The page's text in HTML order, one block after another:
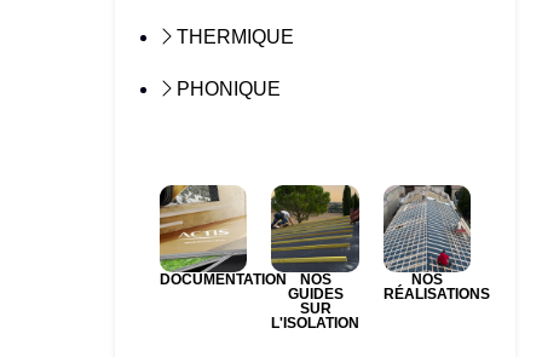
THERMIQUE
PHONIQUE
DOCUMENTATION
NOS
GUIDES
SUR
L'ISOLATION
NOS
RÉALISATIONS